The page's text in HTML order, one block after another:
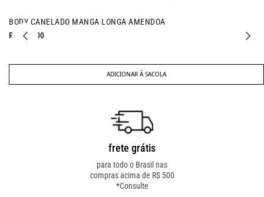
BODY CANELADO MANGA LONGA AMENDOA
R$ 227,00
ADICIONAR À SACOLA
frete grátis
para todo o Brasil nas
compras acima de R$ 500
*Consulte